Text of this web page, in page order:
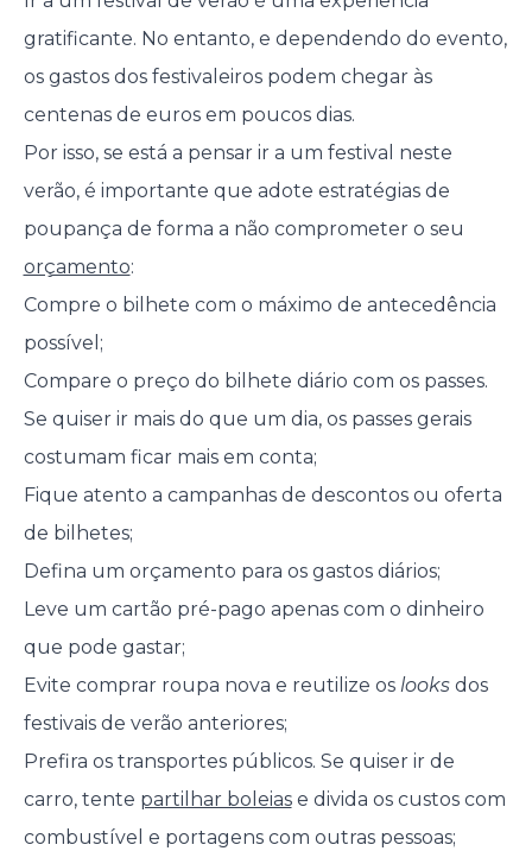
gratificante. No entanto, e dependendo do evento,
os gastos dos festivaleiros podem chegar às
centenas de euros em poucos dias.
Por isso, se está a pensar ir a um festival neste
verão, é importante que adote estratégias de
poupança de forma a não comprometer o seu
orçamento:
Compre o bilhete com o máximo de antecedência
possível;
Compare o preço do bilhete diário com os passes.
Se quiser ir mais do que um dia, os passes gerais
costumam ficar mais em conta;
Fique atento a campanhas de descontos ou oferta
de bilhetes;
Defina um orçamento para os gastos diários;
Leve um cartão pré-pago apenas com o dinheiro
que pode gastar;
Evite comprar roupa nova e reutilize os looksdos
festivais de verão anteriores;
Prefira os transportes públicos. Se quiser ir de
carro, tente partilhar boleiase divida os custos com
combustível e portagens com outras pessoas;